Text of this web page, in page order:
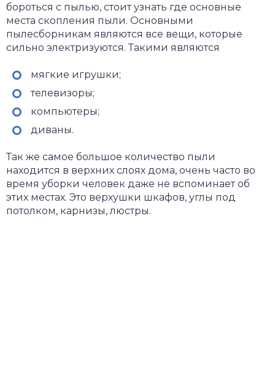
бороться с пылью, стоит узнать где основные
места скопления пыли. Основными
пылесборникам являются все вещи, которые
сильно электризуются. Такими являются
мягкие игрушки;
телевизоры;
компьютеры;
диваны.
Так же самое большое количество пыли
находится в верхних слоях дома, очень часто во
время уборки человек даже не вспоминает об
этих местах. Это верхушки шкафов, углы под
потолком, карнизы, люстры.